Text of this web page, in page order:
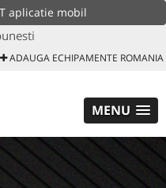
aplicatie mobil
ADAUGA ECHIPAMENTE ROMANIA
MENU